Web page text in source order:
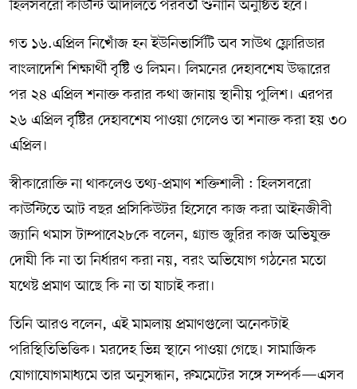
হিলসবরো কাউন্টি আদালতে পরবর্তী শুনানি অনুষ্ঠিত হবে।
গত ১৬.এপ্রিল নিখোঁজ হন ইউনিভার্সিটি অব সাউথ ফ্লোরিডার
বাংলাদেশি শিক্ষার্থী বৃষ্টি ও লিমন। লিমনের দেহাবশেষ উদ্ধারের
পর ২৪ এপ্রিল শনাক্ত করার কথা জানায় স্থানীয় পুলিশ। এরপর
২৬ এপ্রিল বৃষ্টির দেহাবশেষ পাওয়া গেলেও তা শনাক্ত করা হয় ৩০
এপ্রিল।
স্বীকারোক্তি না থাকলেও তথ্য-প্রমাণ শক্তিশালী : হিলসবরো
কাউন্টিতে আট বছর প্রসিকিউটর হিসেবে কাজ করা আইনজীবী
জ্যানি থমাস টাম্পাবে২৮কে বলেন, গ্র্যান্ড জুরির কাজ অভিযুক্ত
দোষী কি না তা নির্ধারণ করা নয়, বরং অভিযোগ গঠনের মতো
যথেষ্ট প্রমাণ আছে কি না তা যাচাই করা।
তিনি আরও বলেন, এই মামলায় প্রমাণগুলো অনেকটাই
পরিস্থিতিভিত্তিক। মরদেহ ভিন্ন স্থানে পাওয়া গেছে। সামাজিক
যোগাযোগমাধ্যমে তার অনুসন্ধান, রুমমেটের সঙ্গে সম্পর্ক—এসব